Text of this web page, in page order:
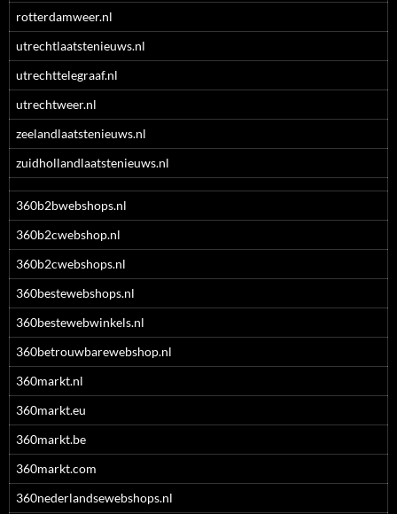
rotterdamweer.nl
utrechtlaatstenieuws.nl
utrechttelegraaf.nl
utrechtweer.nl
zeelandlaatstenieuws.nl
zuidhollandlaatstenieuws.nl
360b2bwebshops.nl
360b2cwebshop.nl
360b2cwebshops.nl
360bestewebshops.nl
360bestewebwinkels.nl
360betrouwbarewebshop.nl
360markt.nl
360markt.eu
360markt.be
360markt.com
360nederlandsewebshops.nl